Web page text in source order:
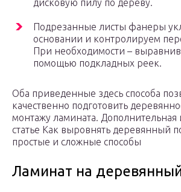
дисковую пилу по дереву.
Подрезанные листы фанеры
основании и контролируем
При необходимости –
помощью подкладных реек.
Оба приведенные здесь способа
качественно подготовить
монтажу ламината.
статье Как выровнять деревянный
простые и сложные способы
Ламинат на